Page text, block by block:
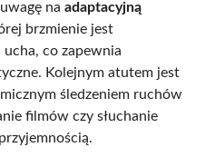
na adaptacyjną
brzmienie jest
co zapewnia
Kolejnym atutem jest
śledzeniem ruchów
filmów czy słuchanie